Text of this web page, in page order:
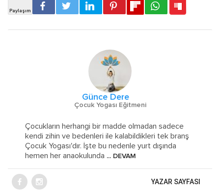
Günce Dere
Çocuk Yogası Eğitmeni
Çocukların herhangi bir madde olmadan sadece
kendi zihin ve bedenleri ile kalabildikleri tek branş
Çocuk Yogası'dır. İşte bu nedenle yurt dışında
hemen her anaokulunda ... DEVAM
YAZAR SAYFASI